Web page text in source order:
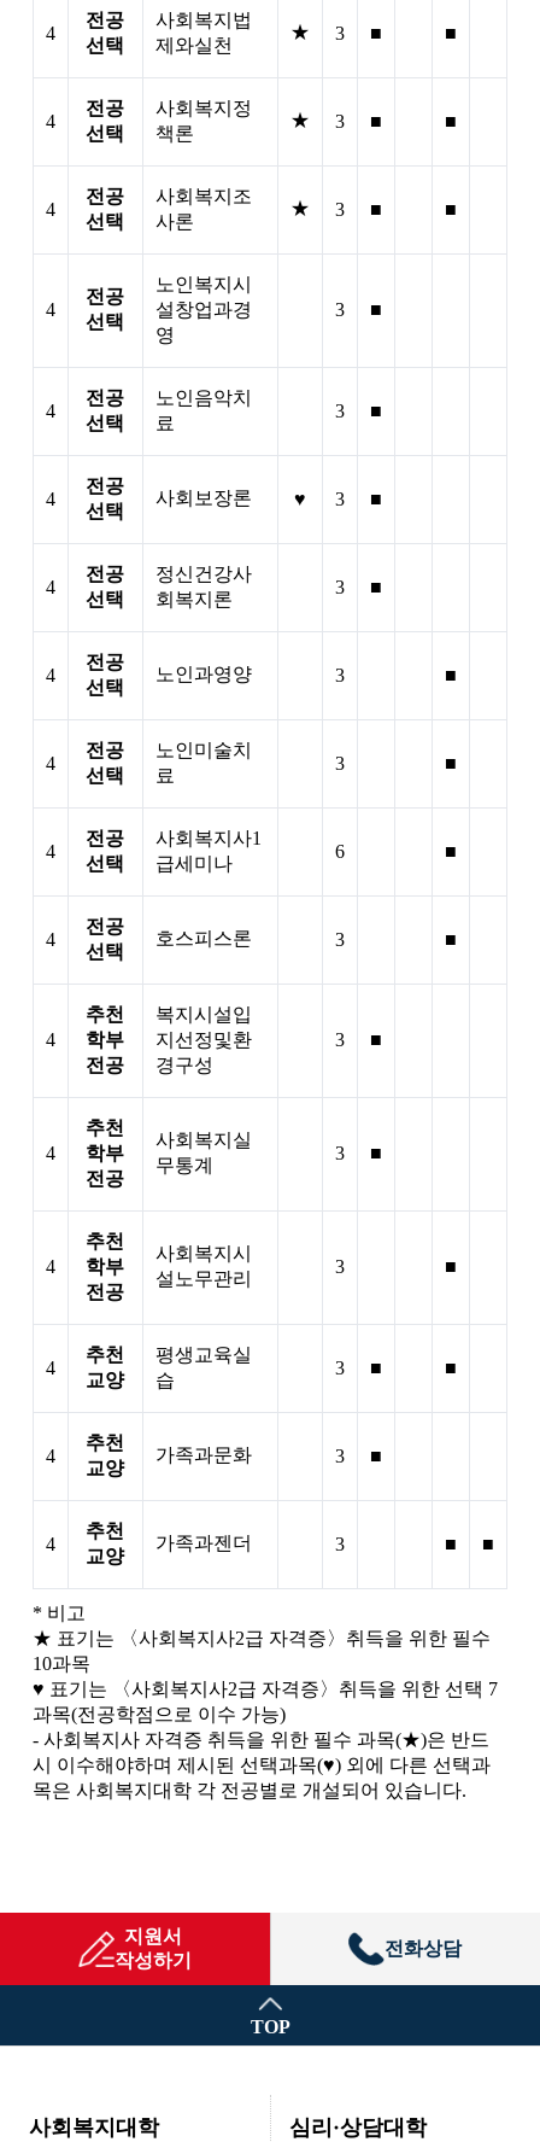
4
전공
선택
사회복지법
제와실천
★ 3 ■ ■
4
전공
선택
사회복지정
책론
★ 3 ■ ■
4
전공
선택
사회복지조
사론
★ 3 ■ ■
4
전공
선택
노인복지시
설창업과경
영
3 ■
4
전공
선택
노인음악치
료
3 ■
4
전공
선택
사회보장론 ♥ 3 ■
4
전공
선택
정신건강사
회복지론
3 ■
4
전공
선택
노인과영양 3 ■
4
전공
선택
노인미술치
료
3 ■
4
전공
선택
사회복지사1
급세미나
6 ■
4
전공
선택
호스피스론 3 ■
4
추천
학부
전공
복지시설입
지선정및환
경구성
3 ■
4
추천
학부
전공
사회복지실
무통계
3 ■
4
추천
학부
전공
사회복지시
설노무관리
3 ■
4
추천
교양
평생교육실
습
3 ■ ■
4
추천
교양
가족과문화 3 ■
4
추천
교양
가족과젠더 3 ■ ■
* 비고
★ 표기는 〈사회복지사2급 자격증〉취득을 위한 필수
10과목
♥ 표기는 〈사회복지사2급 자격증〉취득을 위한 선택 7
과목(전공학점으로 이수 가능)
- 사회복지사 자격증 취득을 위한 필수 과목(★)은 반드
시 이수해야하며 제시된 선택과목(♥) 외에 다른 선택과
목은 사회복지대학 각 전공별로 개설되어 있습니다.
지원서
작성하기
전화상담
TOP
사회복지대학 심리·상담대학